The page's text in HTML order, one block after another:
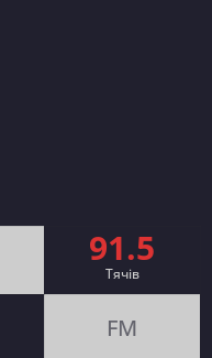
91.5
Тячів
FM